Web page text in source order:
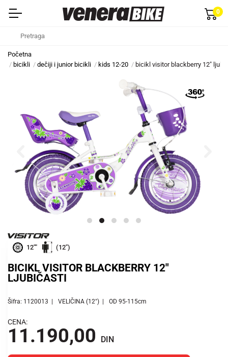
0
Početna
bicikli
dečiji i junior bicikli kids 12-20 bicikl visitor blackberry 12"
12"" (12")
BICIKL VISITOR BLACKBERRY 12"
LJUBIČASTI
Šifra: 1120013 VELIČINA (12") OD 95-115cm
CENA:
11.190,00 DIN